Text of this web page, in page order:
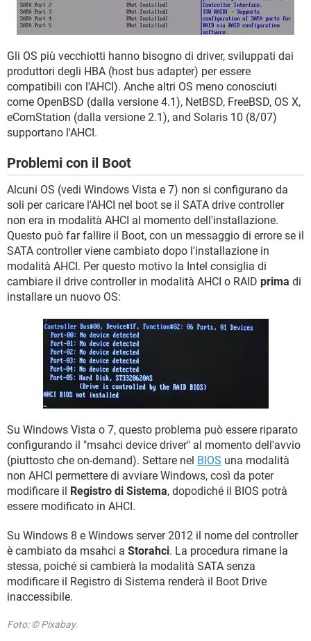
Gli OS più vecchiotti hanno bisogno di driver, sviluppati dai
produttori degli HBA (host bus adapter) per essere
compatibili con l'AHCI). Anche altri OS meno conosciuti
come OpenBSD (dalla versione 4.1), NetBSD, FreeBSD, OS X,
eComStation (dalla versione 2.1), and Solaris 10 (8/07)
supportano l'AHCI.
Problemi con il Boot
Alcuni OS (vedi Windows Vista e 7) non si configurano da
soli per caricare l'AHCI nel boot se il SATA drive controller
non era in modalità AHCI al momento dell'installazione.
Questo può far fallire il Boot, con un messaggio di errore se il
SATA controller viene cambiato dopo l'installazione in
modalità AHCI. Per questo motivo la Intel consiglia di
cambiare il drive controller in modalità AHCI o RAID prima di
installare un nuovo OS:
Su Windows Vista o 7, questo problema può essere riparato
configurando il "msahci device driver" al momento dell'avvio
(piuttosto che on-demand). Settare nel BIOS una modalità
non AHCI permettere di avviare Windows, così da poter
modificare il Registro di Sistema, dopodiché il BIOS potrà
essere modificato in AHCI.
Su Windows 8 e Windows server 2012 il nome del controller
è cambiato da msahci a Storahci. La procedura rimane la
stessa, poiché si cambierà la modalità SATA senza
modificare il Registro di Sistema renderà il Boot Drive
inaccessibile.
Foto: © Pixabay.